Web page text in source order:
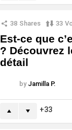
38 Shares 33
Est-ce que
? Découvrez
détail
by Jamilla P.
33